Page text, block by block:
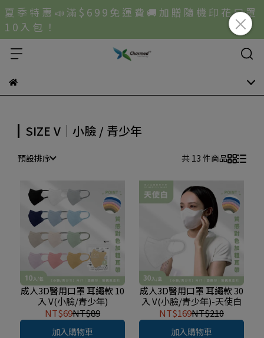
夏 季 特 惠 📣 滿 $ 6 9 9 免 運 費 🚚 加 贈 隨 機 印 花 口 罩
1 0 入 包 ！
SIZE V｜小臉 / 青少年
預設排序 共 13 件商品
成人3D醫用口罩 耳繩款 10
入 V(小臉/青少年)
NT$69NT$89
加入購物車
成人3D醫用口罩 耳繩款 30
入 V(小臉/青少年)-天使白
NT$169NT$210
加入購物車